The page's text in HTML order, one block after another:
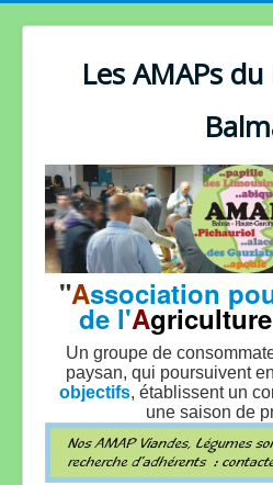
Les AMAPs
"Association
de l'Agriculture
Un groupe de
paysan, qui poursuivent
objectifs, établissent un
une saison de